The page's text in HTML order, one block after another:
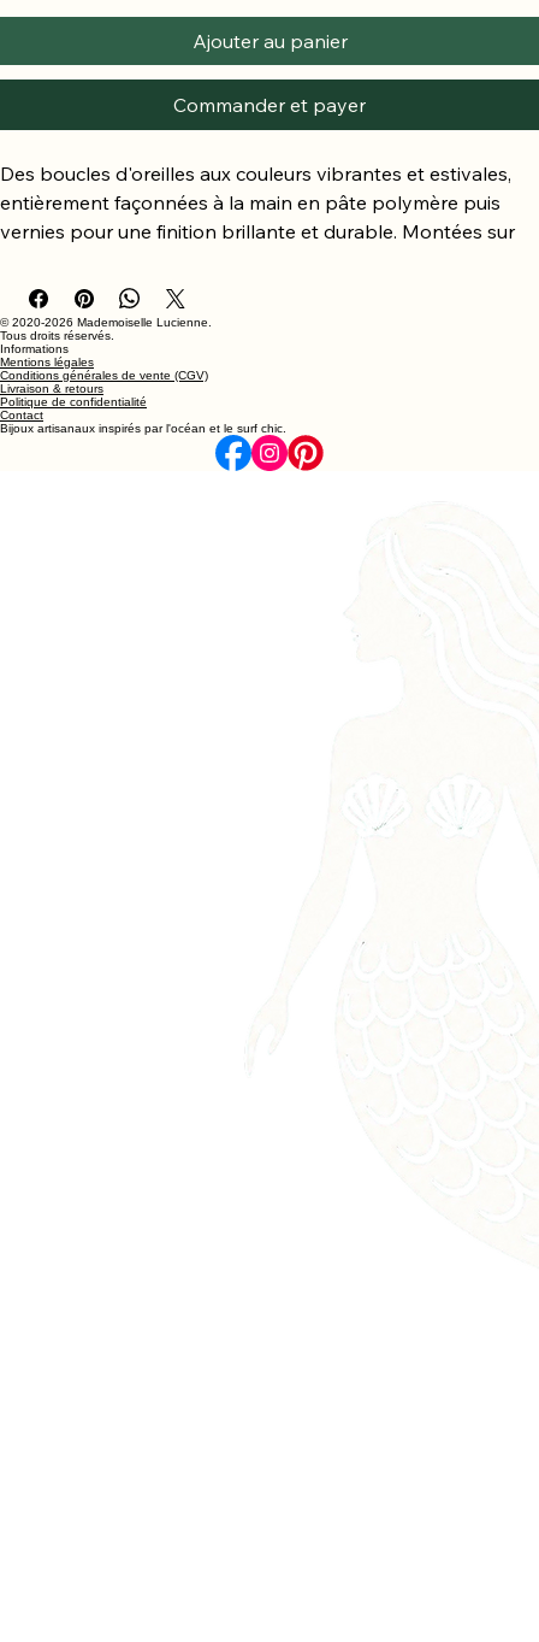
Ajouter au panier
Commander et payer
Des boucles d'oreilles aux couleurs vibrantes et estivales,
entièrement façonnées à la main en pâte polymère puis
vernies pour une finition brillante et durable. Montées sur
touche d'originalité et de soleil à toutes vos tenues.
✨ Caractéristiques :
Pâte polymère vernie
Créoles en acier inoxydable 316L
Fabrication artisanale
Pièce unique
📸 À noter : Les couleurs peuvent légèrement varier selon
parfum et les produits chimiques. Rangez vos bijoux à l'abri
de l'humidité et manipulez-les avec soin pour préserver
© 2020-2026 Mademoiselle Lucienne.
Tous droits réservés.
Informations
Mentions légales
Conditions générales de vente (CGV)
Livraison & retours
Politique de confidentialité
Contact
Bijoux artisanaux inspirés par l'océan et le surf chic.